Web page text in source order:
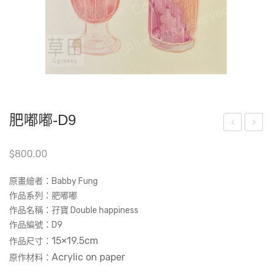
肥嘟嘟-D9
$800.00
原畫繪者：Babby Fung
作品系列：肥嘟嘟
作品名稱： 孖寶 Double happiness
作品編號： D9
作品尺寸： 15×19.5cm
原作材料： Acrylic on paper